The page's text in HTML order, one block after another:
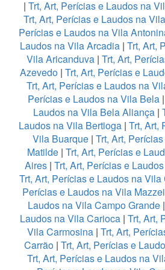
| Trt, Art, Perícias e Laudos na
Trt, Art, Perícias e Laudos na
Perícias e Laudos na Vila
Laudos na Vila Arcadia | Trt, Art,
Vila Aricanduva| Trt, Art,
Azevedo| Trt, Art, Perícias e
Trt, Art, Perícias e Laudos na
Perícias e Laudos na Vila Bela |
Laudos na Vila Bela Aliança|
Laudos na Vila Bertioga| Trt, Art,
Vila Buarque| Trt, Art,
Matilde| Trt, Art, Perícias e
Aires | Trt, Art, Perícias e
Trt, Art, Perícias e Laudos na
Perícias e Laudos na Vila Mazzei
Laudos na Vila Campo Grande|
Laudos na Vila Carioca| Trt, Art,
Vila Carmosina | Trt, Art,
Carrão| Trt, Art, Perícias e
Trt, Art, Perícias e Laudos na